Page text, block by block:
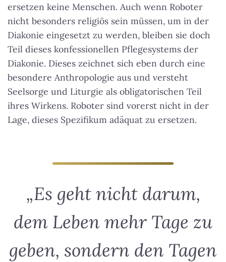
ersetzen keine Menschen. Auch wenn Roboter
nicht besonders religiös sein müssen, um in der
Diakonie eingesetzt zu werden, bleiben sie doch
Teil dieses konfessionellen Pflegesystems der
Diakonie. Dieses zeichnet sich eben durch eine
besondere Anthropologie aus und versteht
Seelsorge und Liturgie als obligatorischen Teil
ihres Wirkens. Roboter sind vorerst nicht in der
Lage, dieses Spezifikum adäquat zu ersetzen.
„Es geht nicht darum,
dem Leben mehr Tage zu
geben, sondern den Tagen